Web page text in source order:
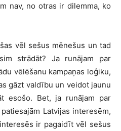
nav, no otras ir dilemma, ko
vēl sešus mēnešus un tad
strādāt? Ja runājam par
vēlēšanu kampaņas loģiku,
gāzt valdību un veidot jaunu
esošo. Bet, ja runājam par
Latvijas interesēm,
ir pagaidīt vēl sešus